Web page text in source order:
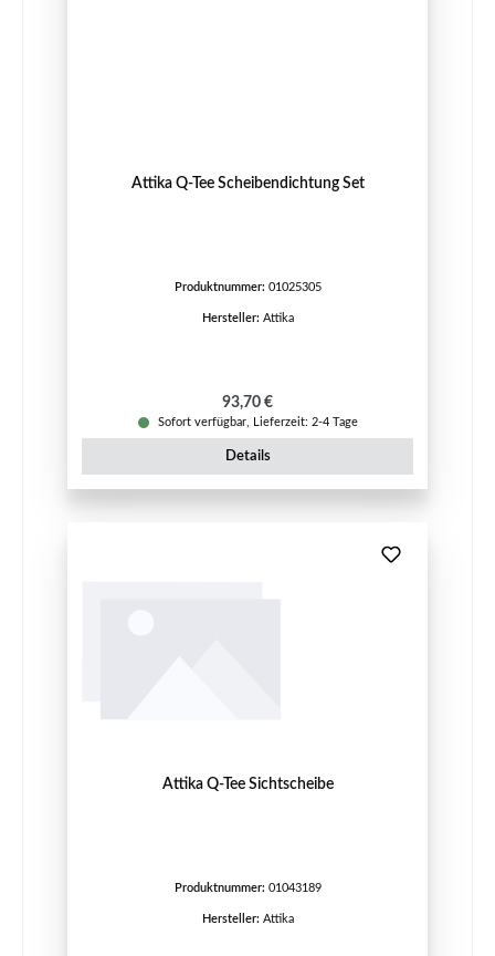
Attika Q-Tee Scheibendichtung Set
Produktnummer: 01025305
Hersteller: Attika
Regulärer Preis:
93,70 €
Sofort verfügbar, Lieferzeit: 2-4 Tage
Details
Attika Q-Tee Sichtscheibe
Produktnummer: 01043189
Hersteller: Attika